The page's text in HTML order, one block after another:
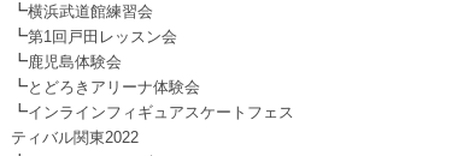
┗横浜武道館練習会
┗第1回戸田レッスン会
┗鹿児島体験会
┗とどろきアリーナ体験会
┗インラインフィギュアスケートフェス
ティバル関東2022